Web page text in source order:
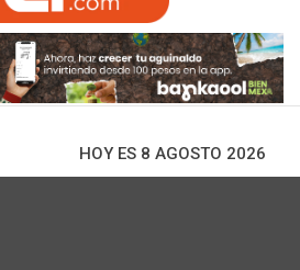
HOY ES 8 AGOSTO 2026